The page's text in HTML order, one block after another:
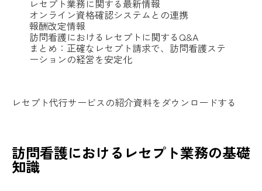
レセプト業務に関する最新情報
オンライン資格確認システムとの連携
報酬改定情報
訪問看護におけるレセプトに関するQ&A
まとめ：正確なレセプト請求で、訪問看護ステ
ーションの経営を安定化
レセプト代行サービスの紹介資料をダウンロードする
訪問看護におけるレセプト業務の基礎
知識